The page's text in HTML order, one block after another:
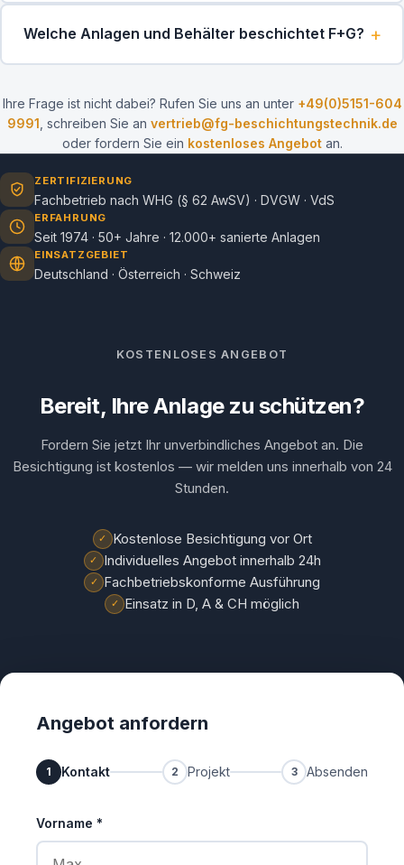
Welche Anlagen und Behälter beschichtet F+G?
Ihre Frage ist nicht dabei? Rufen Sie uns an unter +49(0)5151-604
9991 , schreiben Sie an vertrieb@fg-beschichtungstechnik.de
oder fordern Sie ein kostenloses Angebotan.
ZERTIFIZIERUNG
Fachbetrieb nach WHG (§ 62 AwSV) · DVGW · VdS
ERFAHRUNG
Seit 1974 · 50+ Jahre · 12.000+ sanierte Anlagen
EINSATZGEBIET
Deutschland · Österreich · Schweiz
KOSTENLOSES ANGEBOT
Bereit, Ihre Anlage zu schützen?
Fordern Sie jetzt Ihr unverbindliches Angebot an. Die
Besichtigung ist kostenlos — wir melden uns innerhalb von 24
Stunden.
✓ Kostenlose Besichtigung vor Ort
✓ Individuelles Angebot innerhalb 24h
✓ Fachbetriebskonforme Ausführung
✓ Einsatz in D, A & CH möglich
Angebot anfordern
1 Kontakt 2 Projekt 3 Absenden
Vorname *